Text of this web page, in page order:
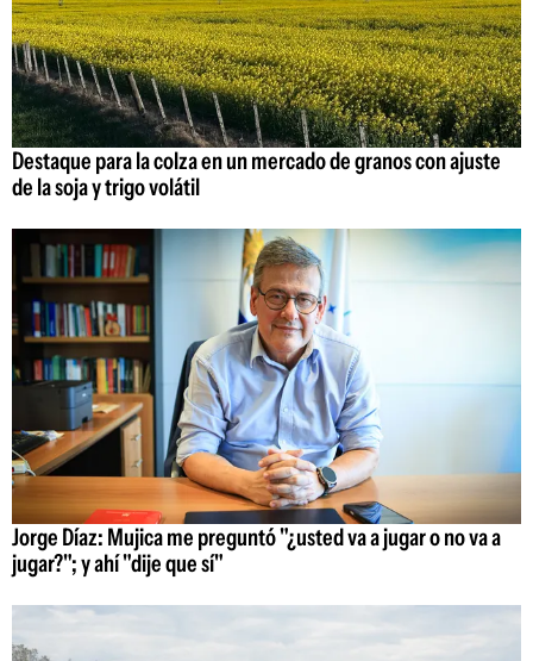
Destaque para la colza en un mercado de granos con ajuste
de la soja y trigo volátil
Jorge Díaz: Mujica me preguntó "¿usted va a jugar o no va a
jugar?"; y ahí "dije que sí"